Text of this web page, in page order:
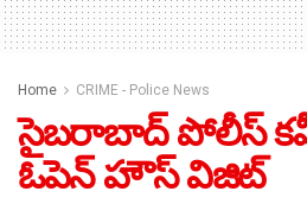
Home CRIME - Police News
సైబరాబాద్ పోలీస్
ఓపెన్ హౌస్ విజిట్